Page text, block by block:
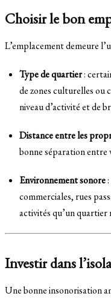
Choisir le bon
L’emplacement demeure
Type de quartier:
de zones culturelles ou
niveau d’activité et de
Distance entre les
bonne séparation entre
Environnement sonore
commerciales, rues
activités qu’un quartier
Investir dans
Une bonne insonorisation